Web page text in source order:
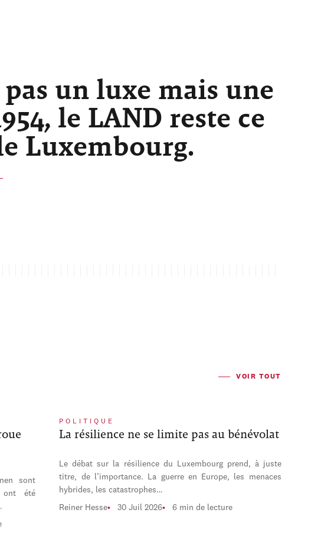
un luxe mais une
le LAND reste ce
Luxembourg.
VOIR TOUT
sont
ont été
POLITIQUE
La résilience ne se limite pas au bénévolat
Le débat sur la résilience du Luxembourg prend, à juste
titre, de l’importance. La guerre en Europe, les menaces
hybrides, les catastrophes…
Reiner Hesse 30 Juil 2026 6 min de lecture